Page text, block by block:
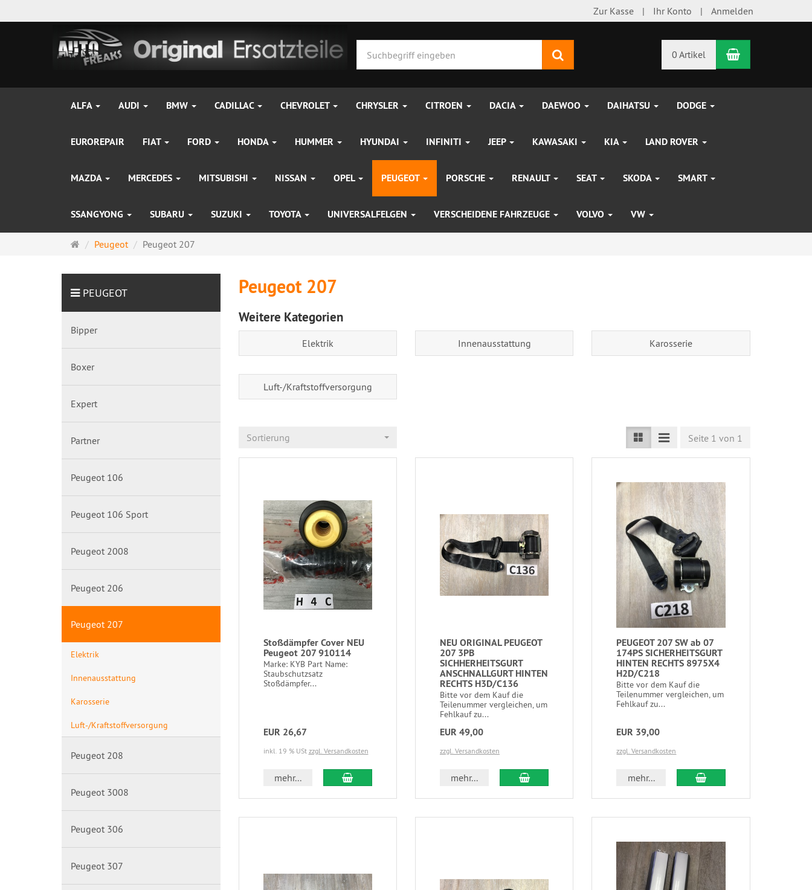
Zur Kasse Ihr Konto Anmelden
0 Artikel Warenkorb
ALFA AUDI BMW CADILLAC CHEVROLET CHRYSLER CITROEN DACIA DAEWOO DAIHATSU DODGE
EUROREPAIR FIAT FORD HONDA HUMMER HYUNDAI INFINITI JEEP KAWASAKI KIA LAND ROVER
MAZDA MERCEDES MITSUBISHI NISSAN OPEL PEUGEOT PORSCHE RENAULT SEAT SKODA SMART
SSANGYONG SUBARU SUZUKI TOYOTA UNIVERSALFELGEN VERSCHEIDENE FAHRZEUGE VOLVO VW
Startseite
Peugeot Peugeot 207
Peugeot 207
Weitere Kategorien
Elektrik Innenausstattung Karosserie
Luft-/Kraftstoffversorgung
Sortierung Seite 1 von 1
Stoßdämpfer Cover NEU
Peugeot 207 910114
Marke: KYB Part Name:
Staubschutzsatz
Stoßdämpfer...
EUR 26,67
inkl. 19 % USt zzgl. Versandkosten
mehr...
NEU ORIGINAL PEUGEOT
207 3PB
SICHHERHEITSGURT
ANSCHNALLGURT HINTEN
RECHTS H3D/C136
Bitte vor dem Kauf die
Teilenummer vergleichen, um
Fehlkauf zu...
EUR 49,00
zzgl. Versandkosten
mehr...
PEUGEOT 207 SW ab 07
174PS SICHERHEITSGURT
HINTEN RECHTS 8975X4
H2D/C218
Bitte vor dem Kauf die
Teilenummer vergleichen, um
Fehlkauf zu...
EUR 39,00
zzgl. Versandkosten
mehr...
PEUGEOT
Bipper
Boxer
Expert
Partner
Peugeot 106
Peugeot 106 Sport
Peugeot 2008
Peugeot 206
Peugeot 207
Elektrik
Innenausstattung
Karosserie
Luft-/Kraftstoffversorgung
Peugeot 208
Peugeot 3008
Peugeot 306
Peugeot 307